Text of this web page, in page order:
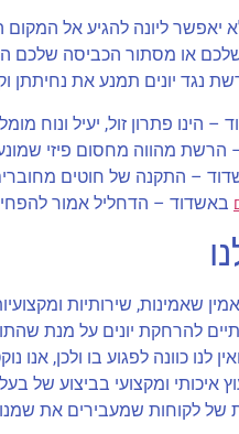
ליונה להגיע אל המקום
או מסתור הכביסה שלכם
נגד יונים תמנע את נחיתתן
– הינו פתרון זול, יעיל ונוח
הרשת מהווה מחסום פיזי
– התקנה של חוטים
באשדוד – הדחליל אמור
שאמינות, שירותיות
להרחקת יונים על מנת
לנו כוונה לפגוע בו ולכן,
ומקצועי בביצוע של בעלי ניסיון עבודה
של לקוחות שמעבירים את